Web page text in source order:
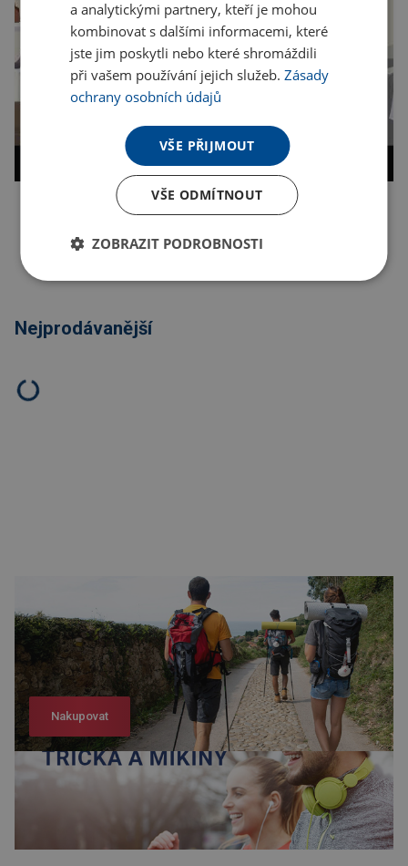
Nejprodávanější
Nakupovat
a analytickými partnery, kteří je mohou
kombinovat s dalšími informacemi, které
jste jim poskytli nebo které shromáždili
při vašem používání jejich služeb.Zásady
ochrany osobních údajů
VŠE PŘIJMOUT
VŠE ODMÍTNOUT
ZOBRAZIT PODROBNOSTI